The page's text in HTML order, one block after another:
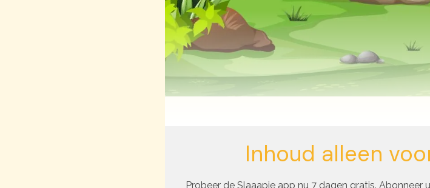
Inhoud alleen
Probeer de Slaaapie app nu 7 dagen gratis.